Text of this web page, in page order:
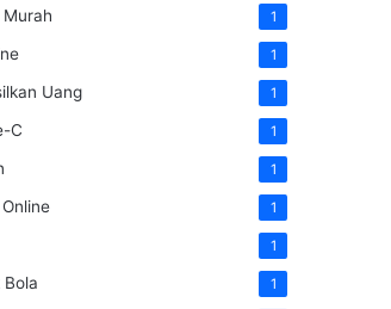
1
1
Uang 1
C 1
1
1
1
Bola 1